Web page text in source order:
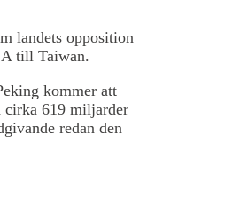
landets opposition
till Taiwan.
kommer att
cirka 619 miljarder
redan den